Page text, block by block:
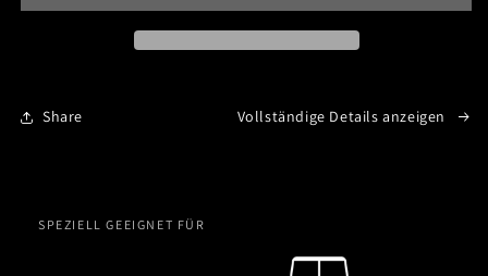
DisplayreinigerDisplayreiniger
Set
Share Vollständige Details anzeigen
SPEZIELL GEEIGNET FÜR